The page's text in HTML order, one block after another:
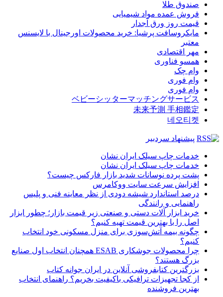
صندوق طلا
فروش عمده مواد شیمیایی
قیمت روز ورق آجدار
مایکروسافت پرشیا: خرید محصولات اورجینال با لایسنس
معتبر
مهر اقتصادی
همسو فناوری
وام چک
وام فوری
وام فوری
ベビーシッターマッチングサービス
未来予測 手相鑑定
네오티켓
پیشنهاد سردبیر
خدمات چاپ سیلک ایران نشان
خدمات چاپ سیلک ایران نشان
پشت پرده نوسانات شدید بازار فارکس چیست؟
افزایش سرعت سایت ووکامرس
درصد استاندارد شیشه دودی از نظر معاینه فنی و پلیس
راهنمایی و رانندگی
خرید ابزار آلات دستی و صنعتی زیر قیمت بازار؛ چطور ابزار
اصل را با بهترین قیمت تهیه کنیم؟
چگونه بیمه آتش‌سوزی برای منزل مسکونی خود انتخاب
کنیم؟
چرا محصولات جوشکاری ESAB همچنان انتخاب اول صنایع
بزرگ هستند؟
بزرگترین کتابفروشی آنلاین در ایران جوانه کتاب
از کجا تجهیزات ترافیکی باکیفیت بخریم؟ راهنمای انتخاب
بهترین فروشنده